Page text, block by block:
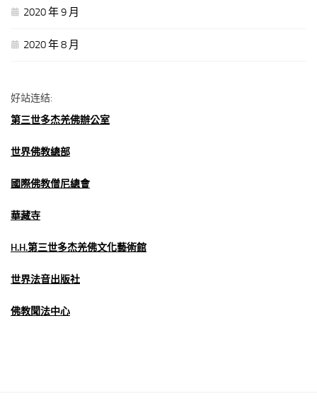
2020 年 9 月
2020 年 8 月
好站连结:
第三世多杰羌佛辦公室
世界佛教總部
國際佛教僧尼總會
華藏寺
H.H.第三世多杰羌佛文化藝術館
世界法音出版社
佛教聞法中心